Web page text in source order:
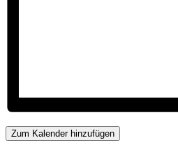
Zum Kalender hinzufügen